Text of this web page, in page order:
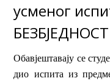
усменог
Обавјештавају се
дио испита из